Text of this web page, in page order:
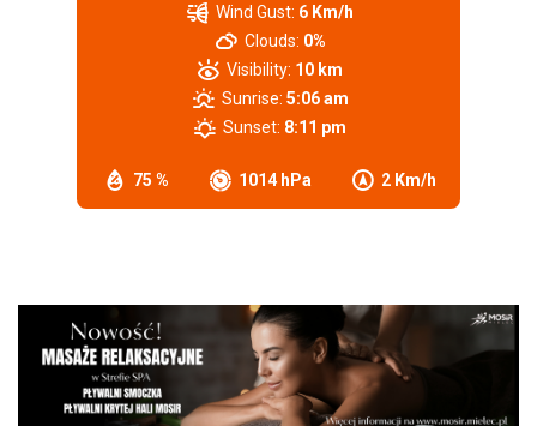
75 % 1014 hPa 2 Km/h
Wind Gust: 6 Km/h
Clouds: 0%
Visibility: 10 km
Sunrise: 5:06 am
Sunset: 8:11 pm